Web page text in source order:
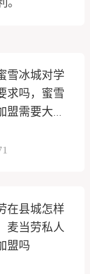
雪冰城对学
求吗，蜜雪
盟需要大专
在县城怎样
麦当劳私人
盟吗